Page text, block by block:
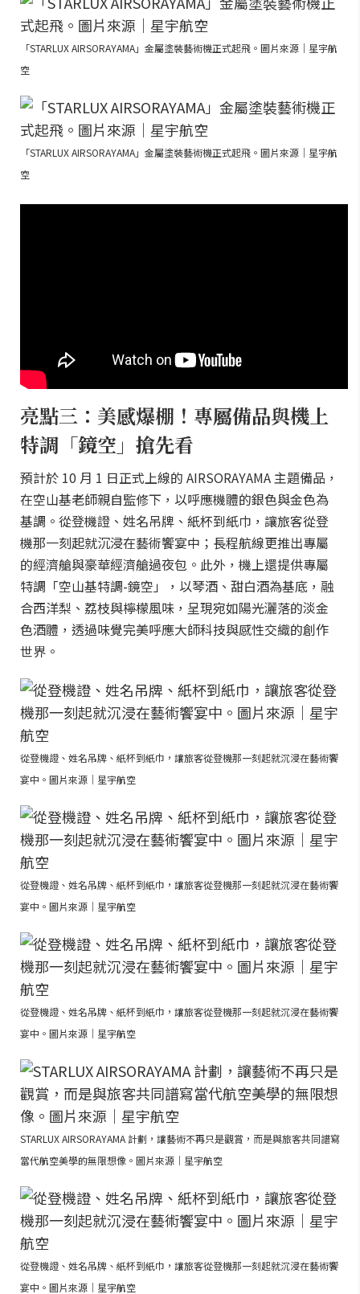
「STARLUX AIRSORAYAMA」金屬塗裝藝術機正式起飛。圖片來源｜星宇航
空
「STARLUX AIRSORAYAMA」金屬塗裝藝術機正式起飛。圖片來源｜星宇航
空
亮點三：美感爆棚！專屬備品與機上
特調「鏡空」搶先看
預計於 10 月 1 日正式上線的 AIRSORAYAMA 主題備品，
在空山基老師親自監修下，以呼應機體的銀色與金色為
基調。從登機證、姓名吊牌、紙杯到紙巾，讓旅客從登
機那一刻起就沉浸在藝術饗宴中；長程航線更推出專屬
的經濟艙與豪華經濟艙過夜包。此外，機上還提供專屬
特調「空山基特調-鏡空」，以琴酒、甜白酒為基底，融
合西洋梨、荔枝與檸檬風味，呈現宛如陽光灑落的淡金
色酒體，透過味覺完美呼應大師科技與感性交織的創作
世界。
從登機證、姓名吊牌、紙杯到紙巾，讓旅客從登機那一刻起就沉浸在藝術饗
宴中。圖片來源｜星宇航空
從登機證、姓名吊牌、紙杯到紙巾，讓旅客從登機那一刻起就沉浸在藝術饗
宴中。圖片來源｜星宇航空
從登機證、姓名吊牌、紙杯到紙巾，讓旅客從登機那一刻起就沉浸在藝術饗
宴中。圖片來源｜星宇航空
STARLUX AIRSORAYAMA 計劃，讓藝術不再只是觀賞，而是與旅客共同譜寫
當代航空美學的無限想像。圖片來源｜星宇航空
從登機證、姓名吊牌、紙杯到紙巾，讓旅客從登機那一刻起就沉浸在藝術饗
宴中。圖片來源｜星宇航空